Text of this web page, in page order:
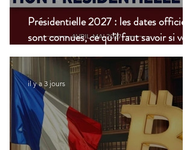
Présidentielle 2027 : les dates officielles
sont connues, ce qu’il faut savoir si vous
vivez à l’étranger
il y a 3 jours